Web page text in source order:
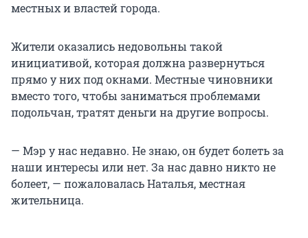
местных и властей города.
Жители оказались недовольны такой
инициативой, которая должна развернуться
прямо у них под окнами. Местные чиновники
вместо того, чтобы заниматься проблемами
подольчан, тратят деньги на другие вопросы.
— Мэр у нас недавно. Не знаю, он будет болеть за
наши интересы или нет. За нас давно никто не
болеет, — пожаловалась Наталья, местная
жительница.